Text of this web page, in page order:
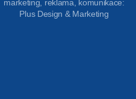
marketing, reklama, komunikace:
Plus Design & Marketing